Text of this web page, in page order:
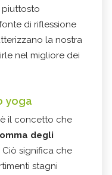
piuttosto
di riflessione
la nostra
nel migliore dei
yoga
il concetto che
degli
Ciò significa che
stagni